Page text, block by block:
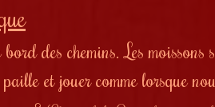
des chemins. Les moissons
et jouer comme lorsque